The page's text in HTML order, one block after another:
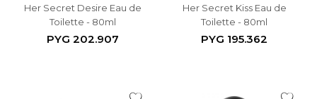
Her Secret Desire Eau de
Toilette - 80ml
PYG 202.907
Her Secret Kiss Eau de
Toilette - 80ml
PYG 195.362